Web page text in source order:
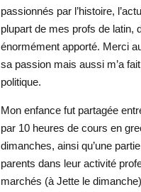
passionnés par l’histoire,
plupart de mes profs de latin,
énormément apporté. Merci
sa passion mais aussi m’a
politique.
Mon enfance fut partagée
par 10 heures de cours en
dimanches, ainsi qu’une
parents dans leur activité
marchés (à Jette le